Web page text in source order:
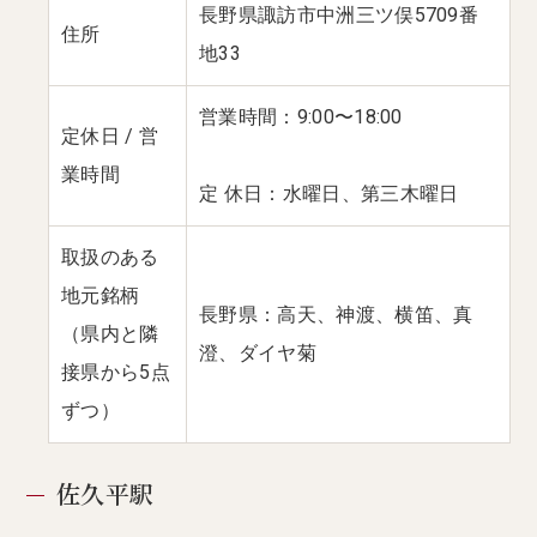
住所
長野県諏訪市中洲三ツ俣5709番
地33
定休日 / 営
業時間
営業時間：9:00〜18:00
定 休日：水曜日、第三木曜日
取扱のある
地元銘柄
（県内と隣
接県から5点
ずつ）
長野県：高天、神渡、横笛、真
澄、ダイヤ菊
佐久平駅